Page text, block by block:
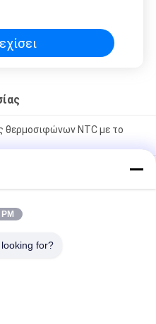
θερμοκρασίας
θερμοσιφώνων NTC με το
θερμικών
ρεύματος
NTC, κεραμική
for?